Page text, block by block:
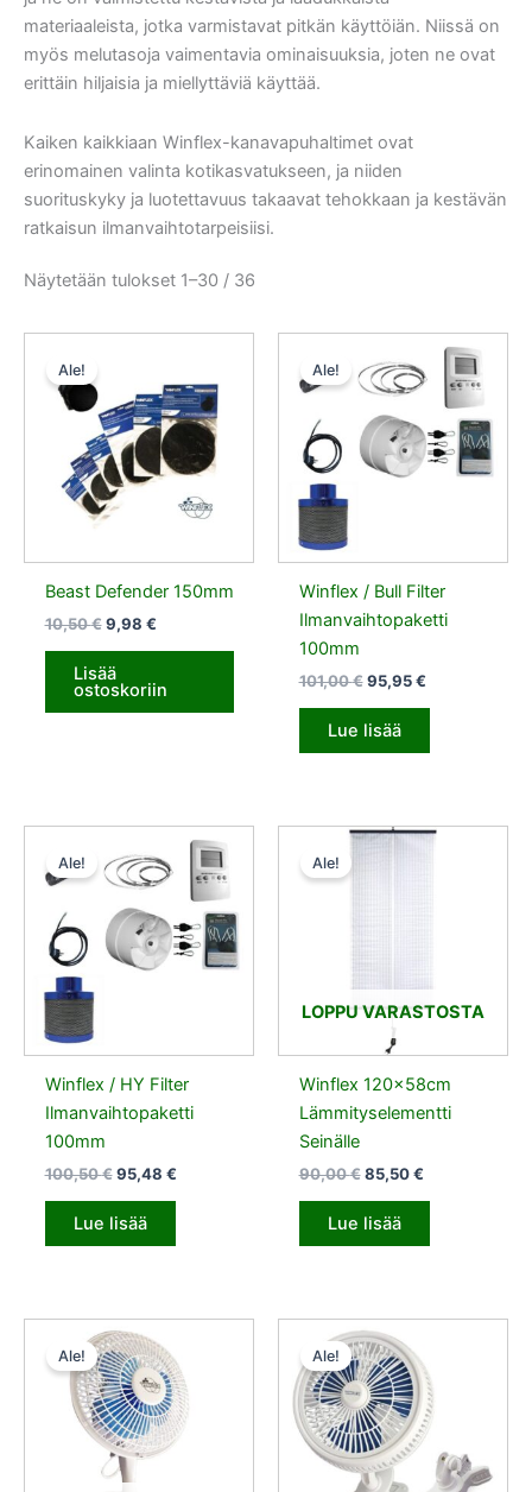
materiaaleista, jotka varmistavat pitkän käyttöiän. Niissä on
myös melutasoja vaimentavia ominaisuuksia, joten ne ovat
erittäin hiljaisia ja miellyttäviä käyttää.
Kaiken kaikkiaan Winflex-kanavapuhaltimet ovat
erinomainen valinta kotikasvatukseen, ja niiden
suorituskyky ja luotettavuus takaavat tehokkaan ja kestävän
ratkaisun ilmanvaihtotarpeisiisi.
Näytetään tulokset 1–30 / 36
Ale!
Beast Defender 150mm
10,50€
10,50 €.
9,98 €
on:
9,98 €.
Lisää
ostoskoriin
Ale!
Winflex / Bull Filter
Ilmanvaihtopaketti
100mm
101,00€
hinta
oli:
101,00 €.
95,95€
hinta
on:
95,95 €.
Lue lisää
Ale!
Winflex / HY Filter
Ilmanvaihtopaketti
100mm
100,50€
hinta
oli:
100,50 €.
95,48 €
hinta
on:
95,48 €.
Lue lisää
LOPPU VARASTOSTA
Ale!
Winflex 120x58cm
Lämmityselementti
Seinälle
90,00€
Alkuperäinen
85,50€
Nykyinen
Lue lisää
Ale!
Alkuperäinen
hinta
oli:
20,00 €.
hinta
on:
19,00 €.
Ale!
Alkuperäinen
hinta
oli:
25,00 €.
on:
23,75 €.